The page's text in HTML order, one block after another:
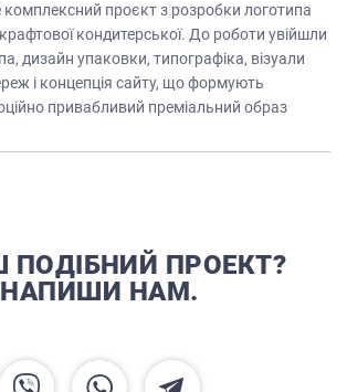
комплексний проєкт з розробки логотипа
кондитерської. До роботи увійшли
дизайн упаковки, типографіка, візуали
і концепція сайту, що формують
привабливий преміальний образ
ПОДІБНИЙ ПРОЕКТ?
НАПИШИ НАМ.